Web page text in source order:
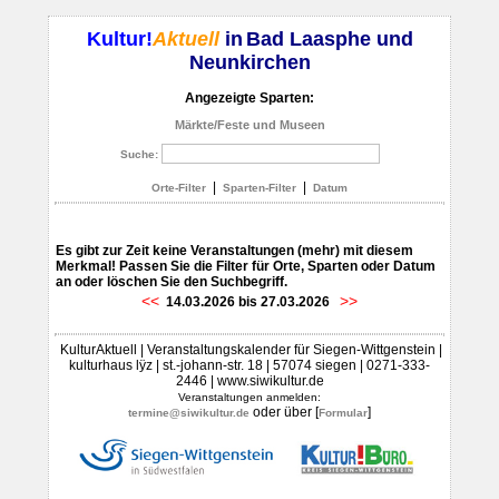
Kultur!Aktuellin Bad Laasphe und
Neunkirchen
Angezeigte Sparten:
Märkte/Feste und Museen
Suche:
Orte-Filter Sparten-Filter Datum
Es gibt zur Zeit keine Veranstaltungen (mehr) mit diesem
Merkmal! Passen Sie die Filter für Orte, Sparten oder Datum
an oder löschen Sie den Suchbegriff.
<< 14.03.2026 bis 27.03.2026 >>
KulturAktuell | Veranstaltungskalender für Siegen-Wittgenstein |
kulturhaus lÿz | st.-johann-str. 18 | 57074 siegen | 0271-333-
2446 | www.siwikultur.de
Veranstaltungen anmelden:
termine@siwikultur.de oder über [Formular]